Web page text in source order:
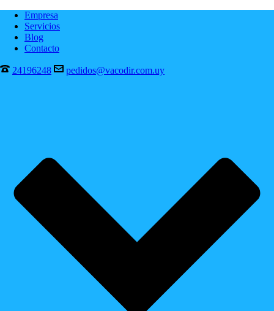
Empresa
Servicios
Blog
Contacto
24196248 pedidos@vacodir.com.uy